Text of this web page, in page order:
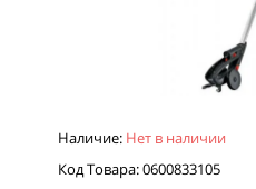
Наличие: Нет в наличии
Код Товара: 0600833105